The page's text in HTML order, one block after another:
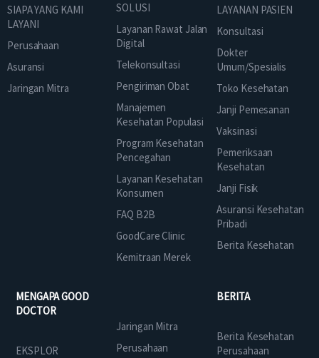
SIAPA YANG KAMI
LAYANI
Perusahaan
Asuransi
Jaringan Mitra
SOLUSI
Layanan Rawat Jalan
Digital
Telekonsultasi
Pengiriman Obat
Manajemen
Kesehatan Populasi
Program Kesehatan
Pencegahan
Layanan Kesehatan
Konsumen
FAQ B2B
GoodCare Clinic
Kemitraan Merek
LAYANAN PASIEN
Konsultasi
Dokter
Umum/Spesialis
Toko Kesehatan
Janji Pemesanan
Vaksinasi
Pemeriksaan
Kesehatan
Janji Fisik
Asuransi Kesehatan
Pribadi
Berita Kesehatan
MENGAPA GOOD
DOCTOR
EKSPLOR
Jaringan Mitra
Perusahaan
BERITA
Berita Kesehatan
Perusahaan